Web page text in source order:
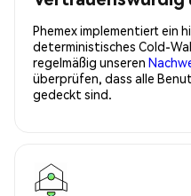
Phemex implementiert ein
deterministisches Cold-
regelmäßig unseren
überprüfen, dass alle
gedeckt sind.